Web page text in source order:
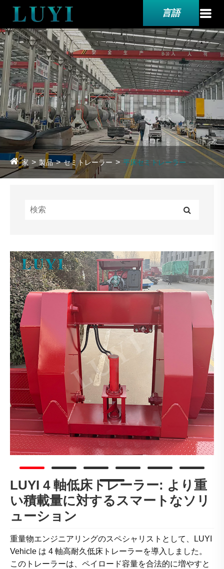
言語
家 製品 セミトレーラー 平床セミトレーラー
LUYI 4 軸低床トレーラー: より重
い積載量に対するスマートなソリ
ューション
重量物エンジニアリングのスペシャリストとして、LUYI
Vehicle は 4 軸高耐久低床トレーラーを導入しました。
このトレーラーは、ペイロード容量を合法的に増やすと